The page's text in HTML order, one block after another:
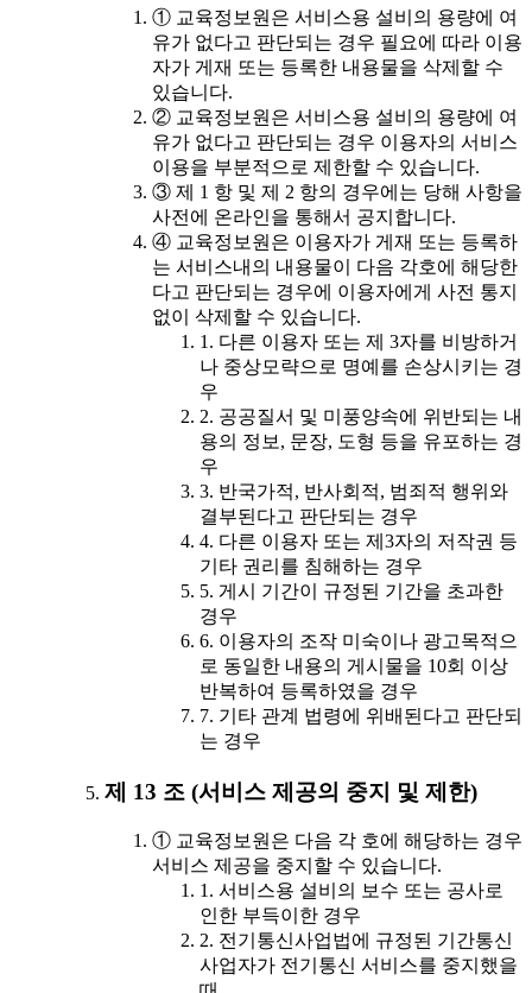
① 교육정보원은 서비스용 설비의 용량에 여
유가 없다고 판단되는 경우 필요에 따라 이용
자가 게재 또는 등록한 내용물을 삭제할 수
있습니다.
② 교육정보원은 서비스용 설비의 용량에 여
유가 없다고 판단되는 경우 이용자의 서비스
이용을 부분적으로 제한할 수 있습니다.
③ 제 1 항 및 제 2 항의 경우에는 당해 사항을
사전에 온라인을 통해서 공지합니다.
④ 교육정보원은 이용자가 게재 또는 등록하
는 서비스내의 내용물이 다음 각호에 해당한
다고 판단되는 경우에 이용자에게 사전 통지
없이 삭제할 수 있습니다.
1. 다른 이용자 또는 제 3자를 비방하거
나 중상모략으로 명예를 손상시키는 경
우
2. 공공질서 및 미풍양속에 위반되는 내
용의 정보, 문장, 도형 등을 유포하는 경
우
3. 반국가적, 반사회적, 범죄적 행위와
결부된다고 판단되는 경우
4. 다른 이용자 또는 제3자의 저작권 등
기타 권리를 침해하는 경우
5. 게시 기간이 규정된 기간을 초과한
경우
6. 이용자의 조작 미숙이나 광고목적으
로 동일한 내용의 게시물을 10회 이상
반복하여 등록하였을 경우
7. 기타 관계 법령에 위배된다고 판단되
는 경우
제 13 조 (서비스 제공의 중지 및 제한)
① 교육정보원은 다음 각 호에 해당하는 경우
서비스 제공을 중지할 수 있습니다.
1. 서비스용 설비의 보수 또는 공사로
인한 부득이한 경우
2. 전기통신사업법에 규정된 기간통신
사업자가 전기통신 서비스를 중지했을